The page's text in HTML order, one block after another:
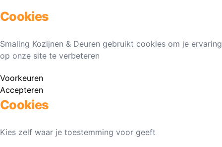
Cookies
Smaling Kozijnen & Deuren gebruikt cookies om je ervaring
op onze site te verbeteren
Voorkeuren
Accepteren
Cookies
Kies zelf waar je toestemming voor geeft